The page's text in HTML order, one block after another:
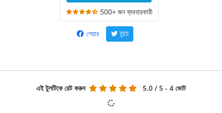
500+ জন ব্যবহারকারী
শেয়ার টুইট
এই টুলটিকে রেট করুন 5.0 / 5 - 4 ভোট